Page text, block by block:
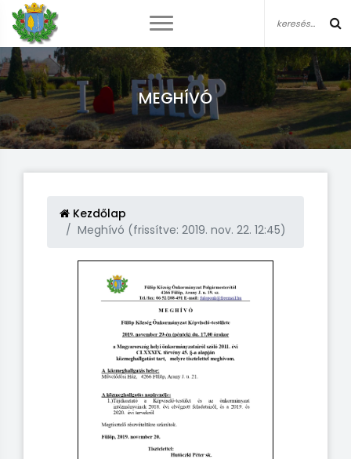
MEGHÍVÓ
Kezdőlap
Meghívó (frissítve: 2019. nov. 22. 12:45)